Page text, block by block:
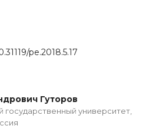
pe.2018.5.17
Гуторов
государственный университет,